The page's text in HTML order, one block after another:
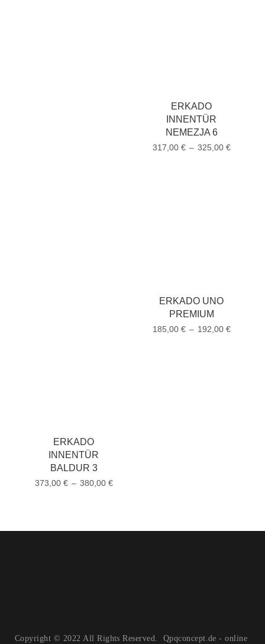
ERKADO
INNENTÜR
NEMEZJA 6
317,00 € – 325,00 €
ERKADO
INNENTÜR
BALDUR 3
373,00 € – 380,00 €
ERKADO UNO
PREMIUM
185,00 € – 192,00 €
Copyright © 2022 All Rights Reserved. Qpqconcept.de - online